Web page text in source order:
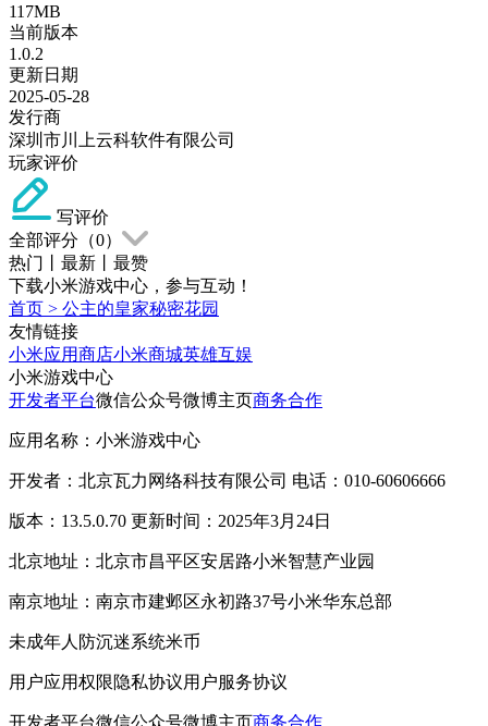
117MB
当前版本
1.0.2
更新日期
2025-05-28
发行商
深圳市川上云科软件有限公司
玩家评价
写评价
全部评分（0）
热门
最新
最赞
下载小米游戏中心，参与互动！
首页 > 公主的皇家秘密花园
友情链接
小米应用商店小米商城英雄互娱
小米游戏中心
开发者平台微信公众号微博主页商务合作
应用名称：小米游戏中心
开发者：北京瓦力网络科技有限公司 电话：010-60606666
版本：13.5.0.70 更新时间：2025年3月24日
北京地址：北京市昌平区安居路小米智慧产业园
南京地址：南京市建邺区永初路37号小米华东总部
未成年人防沉迷系统米币
用户应用权限隐私协议用户服务协议
开发者平台微信公众号微博主页商务合作